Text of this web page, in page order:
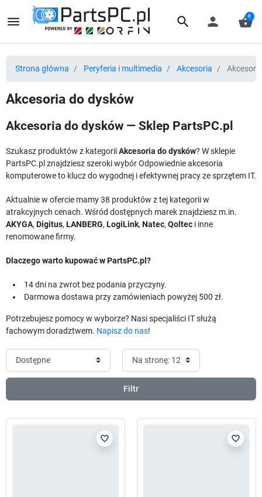
menu search person shopping_basket
0
Strona główna Peryferia i multimedia Akcesoria
Akcesoria do dysków
Akcesoria do dysków — Sklep PartsPC.pl
Szukasz produktów z kategoriiAkcesoria do dysków? W sklepie
PartsPC.pl znajdziesz szeroki wybór Odpowiednie akcesoria
komputerowe to klucz do wygodnej i efektywnej pracy ze sprzętem IT.
Aktualnie w ofercie mamy 38 produktów z tej kategorii w
atrakcyjnych cenach. Wśród dostępnych marek znajdziesz m.in.
AKYGA, Digitus, LANBERG, LogiLink, Natec, Qoltec i inne
renomowane firmy.
Dlaczego warto kupować w PartsPC.pl?
14 dni na zwrot bez podania przyczyny.
Darmowa dostawa przy zamówieniach powyżej 500 zł.
Potrzebujesz pomocy w wyborze? Nasi specjaliści IT służą
fachowym doradztwem. Napisz do nas!
Filtr
favorite_border favorite_border